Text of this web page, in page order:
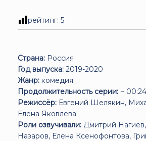
рейтинг: 5
Страна: Россия
Год выпуска: 2019-2020
Жанр: комедия
Продолжительность серии: ~
Режиссёр: Евгений Шелякин,
Елена Яковлева
Роли озвучивали: Дмитрий
Назаров, Елена Ксенофонтова,